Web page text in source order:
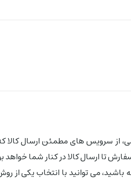
از سرویس های مطمئن ارسال
تا ارسال کالا در کنار شما خواهد
می توانید با انتخاب یکی از